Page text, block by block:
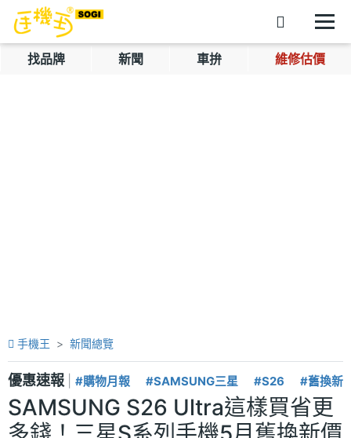
找品牌 新聞 車拚 維修估價
手機王 新聞總覽
優惠速報 #購物月報 #SAMSUNG三星 #S26 #舊換新
SAMSUNG S26 Ultra這樣買省更